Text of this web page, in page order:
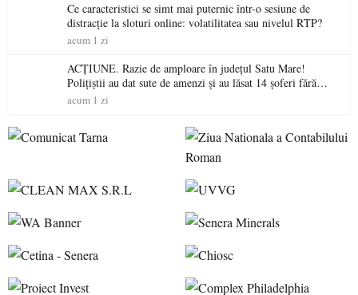
Ce caracteristici se simt mai puternic într-o sesiune de
distracție la sloturi online: volatilitatea sau nivelul RTP?
acum 1 zi
ACȚIUNE. Razie de amploare în județul Satu Mare!
Polițiștii au dat sute de amenzi și au lăsat 14 șoferi fără
permis într-o singură zi
acum 1 zi